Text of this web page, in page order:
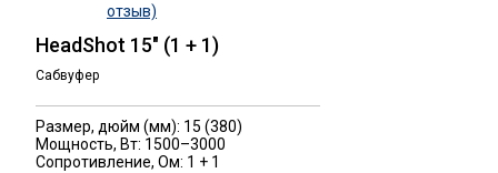
отзыв)
HeadShot 15" (1 + 1)
Сабвуфер
Размер, дюйм (мм): 15 (380)
Мощность, Вт: 1500–3000
Сопротивление, Ом: 1 + 1